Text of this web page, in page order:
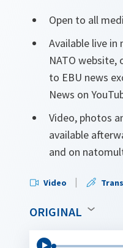
Open to all
Available live
NATO website,
to EBU news
News on
Video, photos
available
and on
Video
ORIGINAL